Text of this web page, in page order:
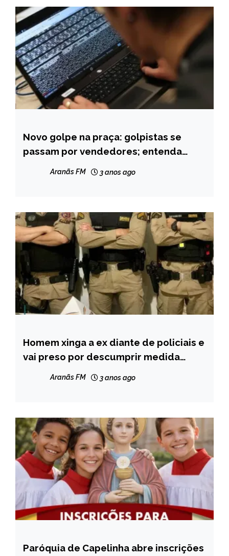
CAPELINHA
NOTÍCIAS
Novo golpe na praça: golpistas se
passam por vendedores; entenda
Aranãs FM 3 anos ago
CAPELINHA
MINAS
Homem xinga a ex diante de policiais e
vai preso por descumprir medida
Aranãs FM 3 anos ago
CAPELINHA
Paróquia de Capelinha abre inscrições